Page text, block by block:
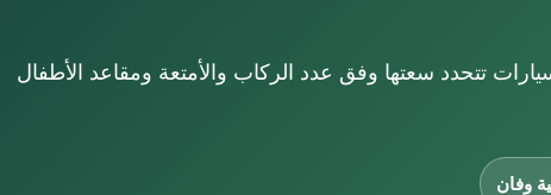
تتحدد سعتها وفق عدد الركاب والأمتعة ومقاعد الأطفال
وفان